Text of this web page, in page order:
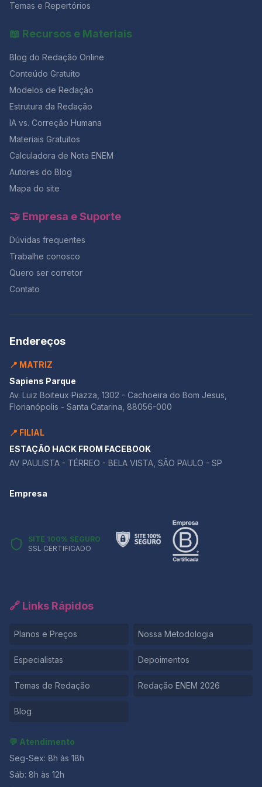
Mais uma lista de repertórios que você só encontra no
temas anteriores da UEL. E antes que você
momento, nenhuma resposta pode ser entregue.O
o fim. Evite sair cedo.Mesmo que já tenha terminado,
o gabarito e reler sua redação com calma.Essa revisão
final costuma fazer diferença de 50 a 80 pontos na
nota final. Como aproveitar melhor o tempo e manter o
foco? 💥 Faltam poucos dias para o ENEM! Garanta sua
preparação completa com 50% OFF na Black da
Aprovação 2026 e tenha acesso a simulados,
Conclusão: tempo é estratégia O relógio é seu maior
aliado se você souber controlá-lo.Com um plano de
tempo realista, alternando redação e questões, é
possível evitar o desespero dos minutos finais e
garantir um desempenho constante em toda a prova.
na sala com foco e sai com resultado.E se você quer
testar esse controle de tempo com correção
profissional, o momento é agora — com 50% OFF na
Temas e Repertórios
📖 Recursos e Materiais
Blog do Redação Online
Conteúdo Gratuito
Modelos de Redação
Estrutura da Redação
IA vs. Correção Humana
Materiais Gratuitos
Calculadora de Nota ENEM
Autores do Blog
Mapa do site
🤝 Empresa e Suporte
Dúvidas frequentes
Trabalhe conosco
Quero ser corretor
Contato
Endereços
📍 MATRIZ
Sapiens Parque
Av. Luiz Boiteux Piazza, 1302 - Cachoeira do Bom Jesus,
Florianópolis - Santa Catarina, 88056-000
📍 FILIAL
ESTAÇÃO HACK FROM FACEBOOK
AV PAULISTA - TÉRREO - BELA VISTA, SÃO PAULO - SP
Empresa
SITE 100% SEGURO
SSL CERTIFICADO
🔗 Links Rápidos
Planos e Preços Nossa Metodologia
Especialistas Depoimentos
Temas de Redação Redação ENEM 2026
Blog
💬 Atendimento
Seg-Sex: 8h às 18h
Sáb: 8h às 12h